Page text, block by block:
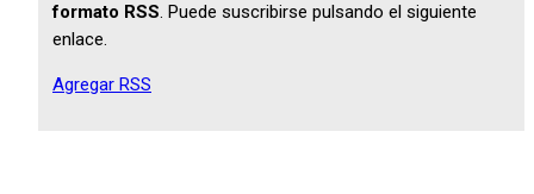
formato RSS. Puede suscribirse pulsando el siguiente
enlace.
Agregar RSS